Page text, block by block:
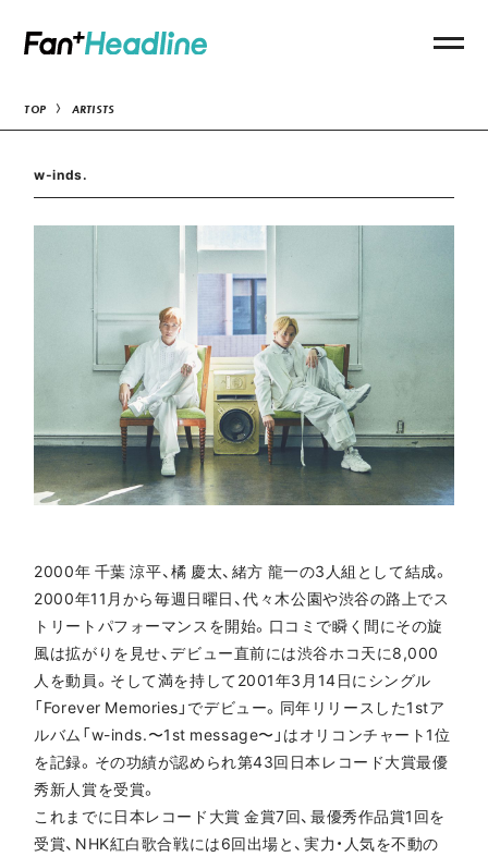
TOP ARTISTS
w-inds.
2000年 千葉 涼平、橘 慶太、緒方 龍一の3人組として結成。
2000年11月から毎週日曜日、代々木公園や渋谷の路上でス
トリートパフォーマンスを開始。口コミで瞬く間にその旋
風は拡がりを見せ、デビュー直前には渋谷ホコ天に8,000
人を動員。そして満を持して2001年3月14日にシングル
「Forever Memories」でデビュー。同年リリースした1stア
ルバム「w-inds.〜1st message〜」はオリコンチャート1位
を記録。その功績が認められ第43回日本レコード大賞最優
秀新人賞を受賞。
これまでに日本レコード大賞 金賞7回、最優秀作品賞1回を
受賞、NHK紅白歌合戦には6回出場と、実力・人気を不動の